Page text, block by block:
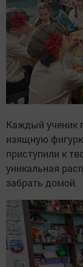
Каждый ученик
изящную
приступили к
уникальная
забрать домой.